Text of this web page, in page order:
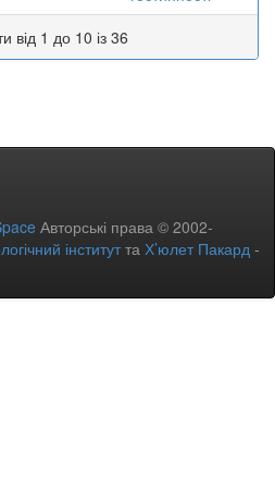
від 1 до 10 із 36
Авторські права © 2002-
інститутта Х’юлет Пакард -